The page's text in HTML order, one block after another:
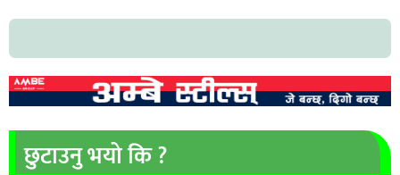
छुटाउनु भयो कि ?